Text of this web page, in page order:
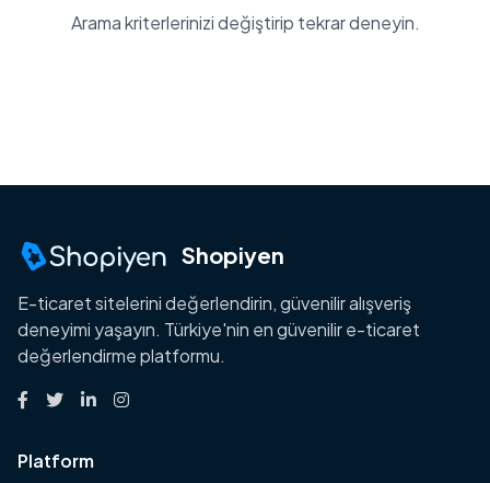
Arama kriterlerinizi değiştirip tekrar deneyin.
Shopiyen
E-ticaret sitelerini değerlendirin, güvenilir alışveriş
deneyimi yaşayın. Türkiye'nin en güvenilir e-ticaret
değerlendirme platformu.
Platform